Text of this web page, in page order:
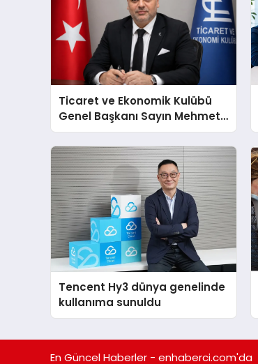
Ticaret ve Ekonomik Kulübü
Genel Başkanı Sayın Mehmet
Ulutaş, ekonomiye dair yaptığı
açıklamada şunları kaydetti:
Tencent Hy3 dünya genelinde
kullanıma sunuldu
En Güncel Haberler - enhaberci.com'da